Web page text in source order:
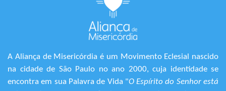
A Aliança de Misericórdia é um Movimento Eclesial nascido
na cidade de São Paulo no ano 2000, cuja identidade se
encontra em sua Palavra de Vida "O Espírito do Senhor está